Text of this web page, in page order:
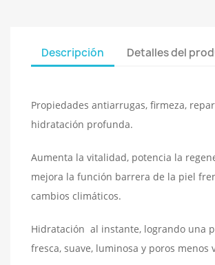
Descripción Detalles del
Propiedades antiarrugas, firmeza,
hidratación profunda.
Aumenta la vitalidad, potencia la
mejora la función barrera de la piel
cambios climáticos.
Hidratación al instante, logrando una
fresca, suave, luminosa y poros menos